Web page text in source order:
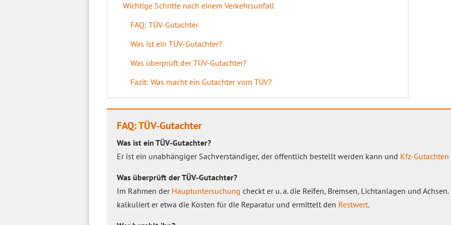
Wichtige Schritte nach einem Verkehrsunfall
FAQ: TÜV-Gutachter
Was ist ein TÜV-Gutachter?
Was überprüft der TÜV-Gutachter?
Fazit: Was macht ein Gutachter vom TÜV?
FAQ: TÜV-Gutachter
Was ist ein TÜV-Gutachter?
Er ist ein unabhängiger Sachverständiger, der öffentlich bestellt werden kann und Kfz-Gutachten
Was überprüft der TÜV-Gutachter?
Im Rahmen der Hauptuntersuchung checkt er u. a. die Reifen, Bremsen, Lichtanlagen und
kalkuliert er etwa die Kosten für die Reparatur und ermittelt den Restwert.